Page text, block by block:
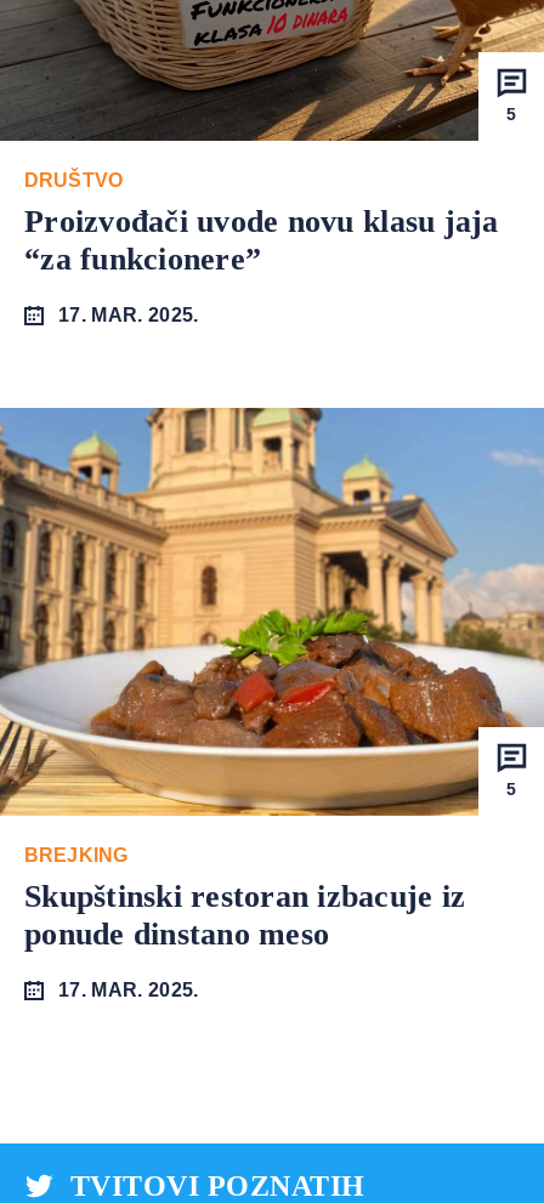
5
DRUŠTVO
Proizvođači uvode novu klasu jaja
“za funkcionere”
17. MAR. 2025.
5
BREJKING
Skupštinski restoran izbacuje iz
ponude dinstano meso
17. MAR. 2025.
TVITOVI POZNATIH